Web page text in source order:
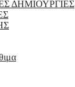
ΔΗΜΙΟΥΡΓΙΕΣ